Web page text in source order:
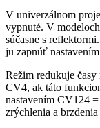
V univerzálnom
vypnuté. V
súčasne s
ju zapnúť
Režim redukuje
CV4, ak táto
nastavením CV124
zrýchlenia a